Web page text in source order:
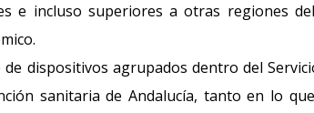
e incluso superiores a otras regiones
de dispositivos agrupados dentro del
sanitaria de Andalucía, tanto en lo